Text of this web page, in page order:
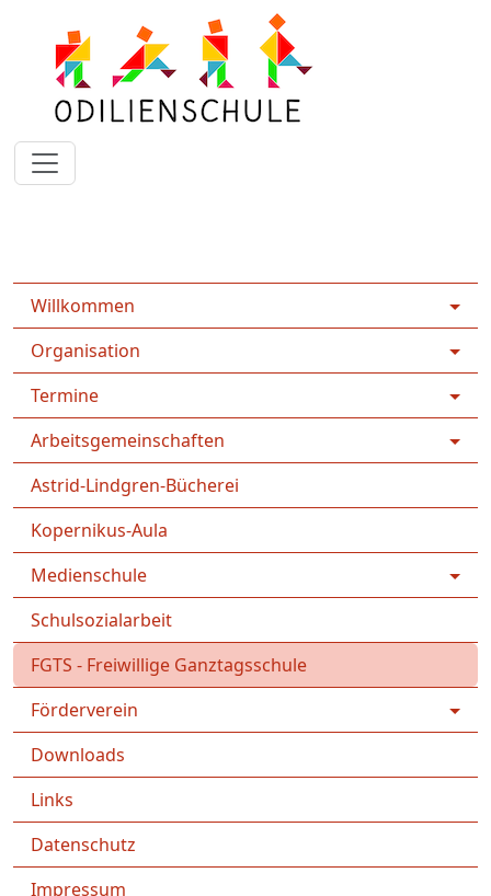
Willkommen
Organisation
Termine
Arbeitsgemeinschaften
Astrid-Lindgren-Bücherei
Kopernikus-Aula
Medienschule
Schulsozialarbeit
FGTS - Freiwillige Ganztagsschule
Förderverein
Downloads
Links
Datenschutz
Impressum